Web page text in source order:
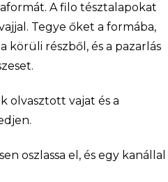
A filo tésztalapokat
Tegye őket a formába,
körüli részből, és a pazarlás
olvasztott vajat és a
oszlassa el, és egy kanállal